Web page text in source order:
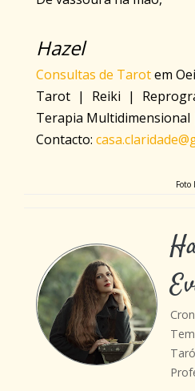
Hazel
Consultas de Tarotem
Tarot | Reiki |
Terapia Multidimensional
Contacto:
Foto